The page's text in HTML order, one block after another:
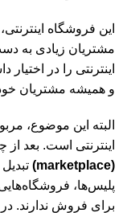
این فروشگاه
مشتریان زیادی به
اینترنتی را در
و همیشه مشتریان
البته این موضوع،
اینترنتی است. بعد
(marketplace)
پلیس‌ها،
برای فروش ندارند.